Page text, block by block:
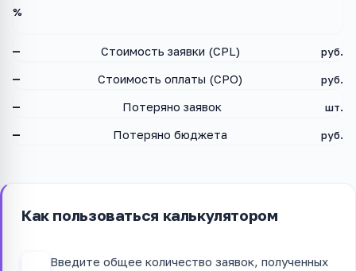
%
— Стоимость заявки (CPL) руб.
— Стоимость оплаты (CPO) руб.
— Потеряно заявок шт.
— Потеряно бюджета руб.
Как пользоваться калькулятором
Введите общее количество заявок, полученных